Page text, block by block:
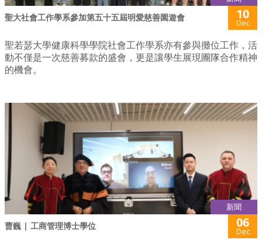
聖大社會工作學系參加第五十五屆明愛慈善園遊會 10
Dec
聖若瑟大學健康科學學院社會工作學系亦有參與攤位工作，活
動不僅是一次慈善募款的盛會，更是讓學生展現團隊合作精神
的機會。
新聞
曹巍 | 工商管理博士學位 06
Dec